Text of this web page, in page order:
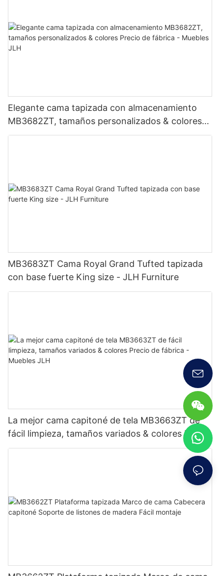
Elegante cama tapizada con almacenamiento
MB3682ZT, tamaños personalizados & colores
Precio de fábrica - Muebles JLH
MB3683ZT Cama Royal Grand Tufted tapizada
con base fuerte King size - JLH Furniture
La mejor cama capitoné de tela MB3663ZT de
fácil limpieza, tamaños variados & colores Precio
de fábrica - Muebles JLH